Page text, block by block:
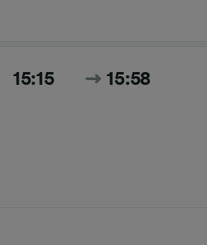
15:15 15:58